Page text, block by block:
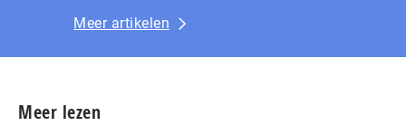
Meer artikelen
Meer lezen